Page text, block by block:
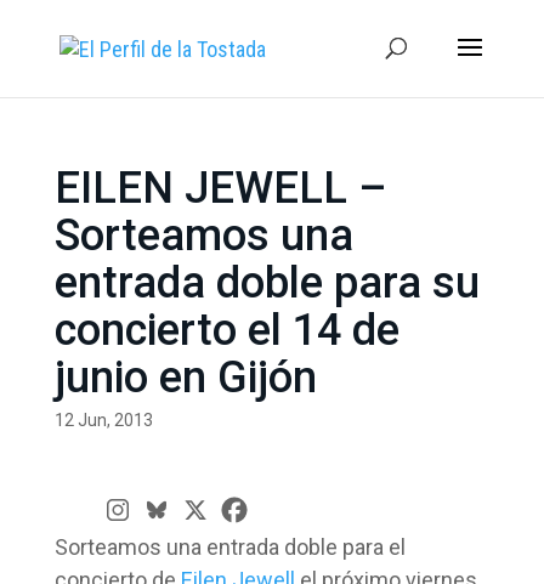
EILEN JEWELL –
Sorteamos una
entrada doble para su
concierto el 14 de
junio en Gijón
12 Jun, 2013
Sorteamos una entrada doble para el